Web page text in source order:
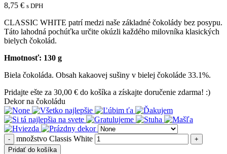
8,75 € s DPH
CLASSIC WHITE patrí medzi naše základné čokolády bez posypu.
Táto lahodná pochúťka určite okúzli každého milovníka klasických
bielych čokolád.
Hmotnosť: 130 g
Biela čokoláda. Obsah kakaovej sušiny v bielej čokoláde 33.1%.
Pridajte ešte za 30,00 € do košíka a získajte doručenie zdarma! :)
Dekor na čokoládu
množstvo Classis White
Pridať do košíka